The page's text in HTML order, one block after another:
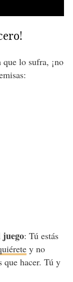
lo sufra, ¡no
juego: Tú estás
y no
que hacer. Tú y